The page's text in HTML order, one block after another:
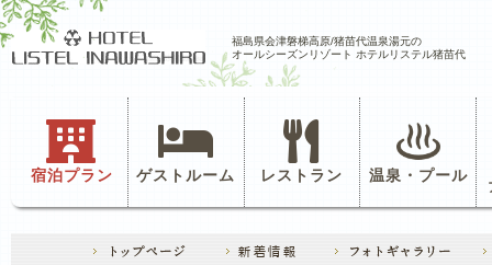
福島県会津磐梯高原/猪苗代温泉湯元の
オールシーズンリゾート ホテルリステル猪苗代
宿泊プラン ゲストルーム レストラン 温泉・プール